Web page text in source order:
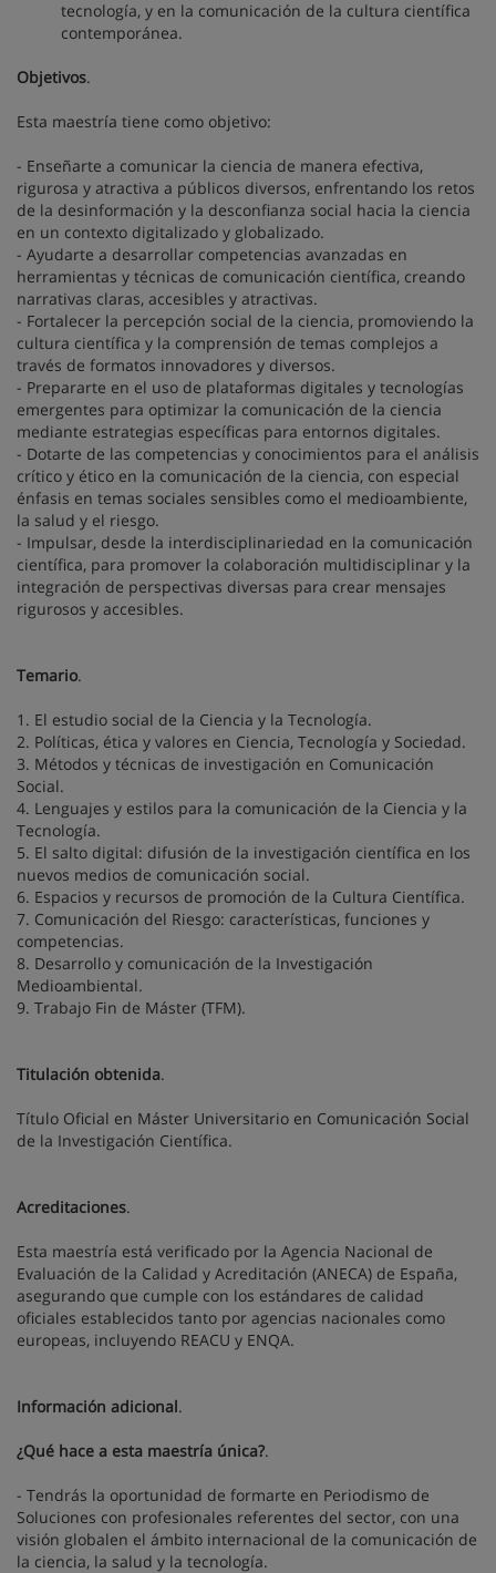
tecnología, y en la comunicación de la cultura científica
contemporánea.
Objetivos.
Esta maestría tiene como objetivo:
- Enseñarte a comunicar la ciencia de manera efectiva,
rigurosa y atractiva a públicos diversos, enfrentando los retos
de la desinformación y la desconfianza social hacia la ciencia
en un contexto digitalizado y globalizado.
- Ayudarte a desarrollar competencias avanzadas en
herramientas y técnicas de comunicación científica, creando
narrativas claras, accesibles y atractivas.
- Fortalecer la percepción social de la ciencia, promoviendo la
cultura científica y la comprensión de temas complejos a
través de formatos innovadores y diversos.
- Prepararte en el uso de plataformas digitales y tecnologías
emergentes para optimizar la comunicación de la ciencia
mediante estrategias específicas para entornos digitales.
- Dotarte de las competencias y conocimientos para el análisis
crítico y ético en la comunicación de la ciencia, con especial
énfasis en temas sociales sensibles como el medioambiente,
la salud y el riesgo.
- Impulsar, desde la interdisciplinariedad en la comunicación
científica, para promover la colaboración multidisciplinar y la
integración de perspectivas diversas para crear mensajes
rigurosos y accesibles.
Temario.
1. El estudio social de la Ciencia y la Tecnología.
2. Políticas, ética y valores en Ciencia, Tecnología y Sociedad.
3. Métodos y técnicas de investigación en Comunicación
Social.
4. Lenguajes y estilos para la comunicación de la Ciencia y la
Tecnología.
5. El salto digital: difusión de la investigación científica en los
nuevos medios de comunicación social.
6. Espacios y recursos de promoción de la Cultura Científica.
7. Comunicación del Riesgo: características, funciones y
competencias.
8. Desarrollo y comunicación de la Investigación
Medioambiental.
9. Trabajo Fin de Máster (TFM).
Titulación obtenida.
Título Oficial en Máster Universitario en Comunicación Social
de la Investigación Científica.
Acreditaciones.
Esta maestría está verificado por la Agencia Nacional de
Evaluación de la Calidad y Acreditación (ANECA) de España,
asegurando que cumple con los estándares de calidad
oficiales establecidos tanto por agencias nacionales como
europeas, incluyendo REACU y ENQA.
Información adicional.
¿Qué hace a esta maestría única?.
- Tendrás la oportunidad de formarte en Periodismo de
Soluciones con profesionales referentes del sector, con una
visión globalen el ámbito internacional de la comunicación de
la ciencia, la salud y la tecnología.